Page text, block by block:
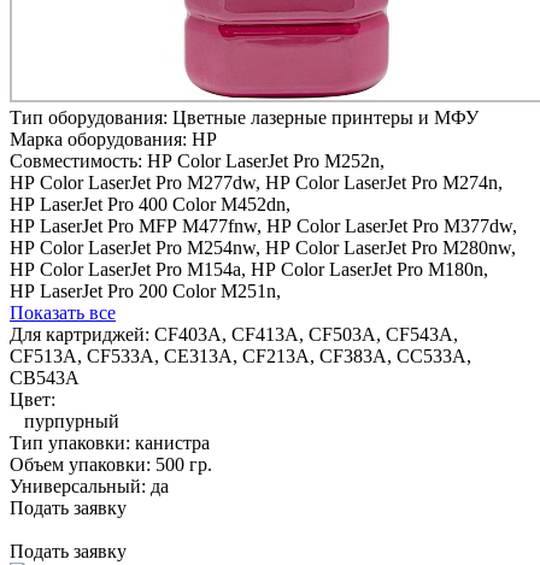
Тип оборудования: Цветные лазерные принтеры и МФУ
Марка оборудования: HP
Совместимость: HP Color LaserJet Pro M252n,
HP Color LaserJet Pro M277dw, HP Color LaserJet Pro M274n,
HP LaserJet Pro 400 Color M452dn,
HP LaserJet Pro MFP M477fnw, HP Color LaserJet Pro M377dw,
HP Color LaserJet Pro M254nw, HP Color LaserJet Pro M280nw,
HP Color LaserJet Pro M154a, HP Color LaserJet Pro M180n,
HP LaserJet Pro 200 Color M251n,
Показать все
Для картриджей: CF403A, CF413A, CF503A, CF543A,
CF513A, CF533A, CE313A, CF213A, CF383A, CC533A,
CB543A
Цвет:
пурпурный
Тип упаковки: канистра
Объем упаковки: 500 гр.
Универсальный: да
Подать заявку
Подать заявку